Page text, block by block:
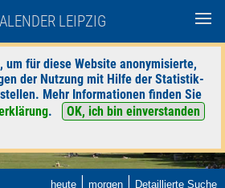
LEIPZIG
um für diese Website anonymisierte,
der Nutzung mit Hilfe der Statistik-
Mehr Informationen finden Sie
.
OK, ich bin einverstanden
heute | morgen | Detaillierte Suche